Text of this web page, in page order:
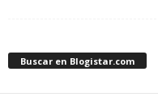
Buscar en Blogistar.com